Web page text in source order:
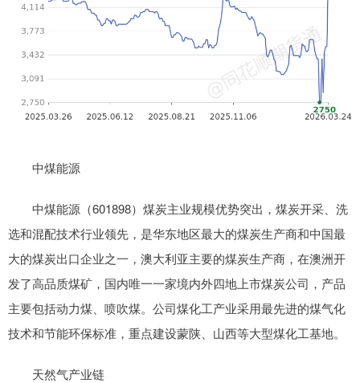
中煤能源
中煤能源（601898）煤炭主业规模优势突出，煤炭开采、洗
选和混配技术行业领先，是华东地区最大的煤炭生产商和中国最
大的煤炭出口企业之一，澳大利亚主要的煤炭生产商，在澳洲开
发了高品质煤矿，国内唯一一家境内外四地上市煤炭公司，产品
主要包括动力煤、喷吹煤。公司煤化工产业采用最先进的煤气化
技术和节能环保标准，重点建设蒙陕、山西等大型煤化工基地。
天然气产业链